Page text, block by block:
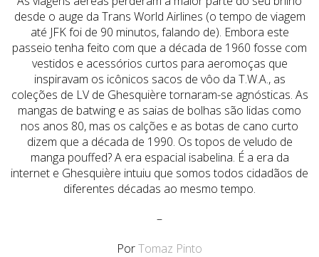
desde o auge da Trans World Airlines (o tempo de viagem
até JFK foi de 90 minutos, falando de). Embora este
passeio tenha feito com que a década de 1960 fosse com
vestidos e acessórios curtos para aeromoças que
inspiravam os icônicos sacos de vôo da T.W.A., as
coleções de LV de Ghesquière tornaram-se agnósticas. As
mangas de batwing e as saias de bolhas são lidas como
nos anos 80, mas os calções e as botas de cano curto
dizem que a década de 1990. Os topos de veludo de
manga pouffed? A era espacial isabelina. É a era da
internet e Ghesquière intuiu que somos todos cidadãos de
diferentes décadas ao mesmo tempo.
–
PorTomaz Pinto